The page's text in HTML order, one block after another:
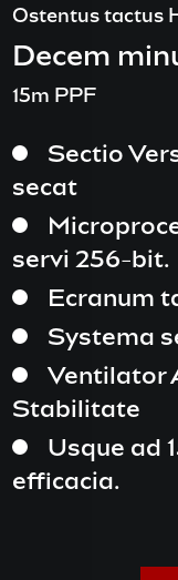
Ostentus tactus
Decem
15m PPF
Sectio
secat
servi 256-bit.
Ecranum
Systema
Ventilator
Stabilitate
Usque ad
efficacia.